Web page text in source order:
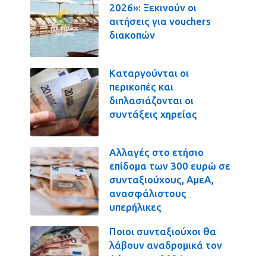
2026»: Ξεκινούν οι
αιτήσεις για vouchers
διακοπών
Καταργούνται οι
περικοπές και
διπλασιάζονται οι
συντάξεις χηρείας
Αλλαγές στο ετήσιο
επίδομα των 300 ευρώ σε
συνταξιούχους, ΑμεΑ,
ανασφάλιστους
υπερήλικες
Ποιοι συνταξιούχοι θα
λάβουν αναδρομικά τον